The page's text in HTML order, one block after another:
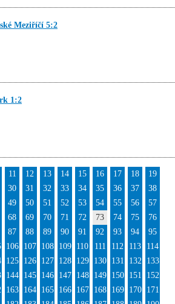
Meziříčí 5:2
1:2
11 12 13 14 15 16 17 18
19
30 31 32 33 34 35 36 37
38
49 50 51 52 53 54 55 56
57
68 69 70 71 72 73 74 75
76
87 88 89 90 91 92 93 94
95
106 107 108 109 110 111 112 113
114
125 126 127 128 129 130 131 132
133
144 145 146 147 148 149 150 151
152
163 164 165 166 167 168 169 170
171